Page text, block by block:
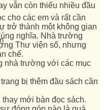
vẫn còn thiếu nhiều đầu
cho các em và rất cần
trở thành một không gian
nghĩa. Nhà trường
Thư viện số, nhưng
chế.
nhà trường với các mục
bị thêm đầu sách cần
mới bàn đọc sách.